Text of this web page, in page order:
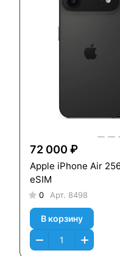
72 000 ₽
Apple iPhone Air
eSIM
0 Арт. 8498
В корзину